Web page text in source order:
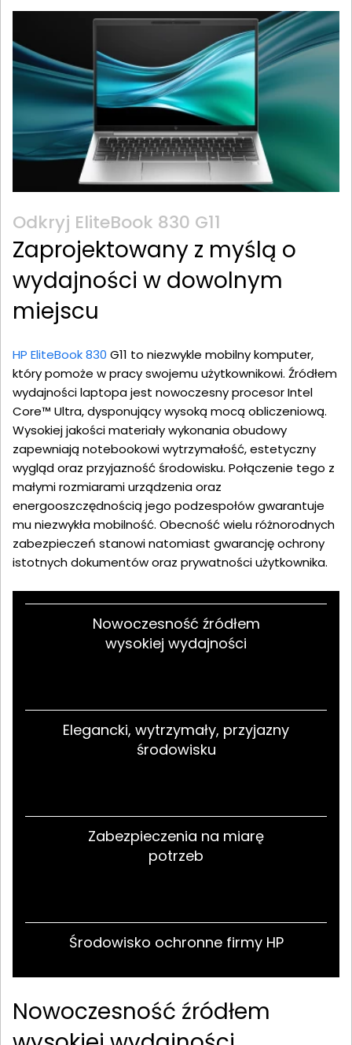
Odkryj EliteBook 830 G11
Zaprojektowany z myślą o
wydajności w dowolnym
miejscu
HP EliteBook 830 G11 to niezwykle mobilny komputer,
który pomoże w pracy swojemu użytkownikowi. Źródłem
wydajności laptopa jest nowoczesny procesor Intel
Core™ Ultra, dysponujący wysoką mocą obliczeniową.
Wysokiej jakości materiały wykonania obudowy
zapewniają notebookowi wytrzymałość, estetyczny
wygląd oraz przyjazność środowisku. Połączenie tego z
małymi rozmiarami urządzenia oraz
energooszczędnością jego podzespołów gwarantuje
mu niezwykła mobilność. Obecność wielu różnorodnych
zabezpieczeń stanowi natomiast gwarancję ochrony
istotnych dokumentów oraz prywatności użytkownika.
Nowoczesność źródłem
wysokiej wydajności
Elegancki, wytrzymały, przyjazny
środowisku
Zabezpieczenia na miarę
potrzeb
Środowisko ochronne firmy HP
Nowoczesność źródłem